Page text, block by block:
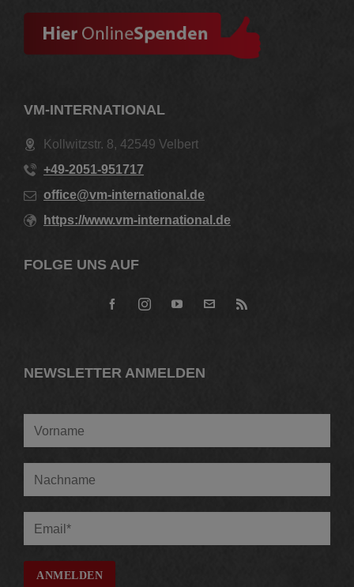
VM-INTERNATIONAL
Kollwitzstr. 8, 42549 Velbert
+49-2051-951717
office@vm-international.de
https://www.vm-international.de
FOLGE UNS AUF
NEWSLETTER ANMELDEN